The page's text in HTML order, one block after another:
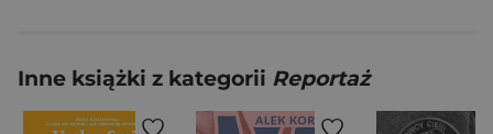
Inne książki z kategorii Reportaż